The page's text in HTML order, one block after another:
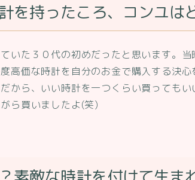
を持ったころ、コンユは
いた３０代の初めだったと思います。
高価な時計を自分のお金で購入する決
から、いい時計を一つくらい買っても
ら買いましたよ(笑)